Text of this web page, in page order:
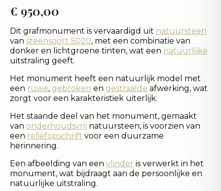
€ 950,00
Dit grafmonument is vervaardigd uit natuursteen
van steensoort S020, met een combinatie van
donker en lichtgroene tinten, wat een natuurlijke
uitstraling geeft.
Het monument heeft een natuurlijk model met
een ruwe, gebroken en gestraalde afwerking, wat
zorgt voor een karakteristiek uiterlijk.
Het staande deel van het monument, gemaakt
van onderhoudsvrij natuursteen, is voorzien van
een reliëfopschrift voor een duurzame
herinnering.
Een afbeelding van een vlinder is verwerkt in het
monument, wat bijdraagt aan de persoonlijke en
natuurlijke uitstraling.